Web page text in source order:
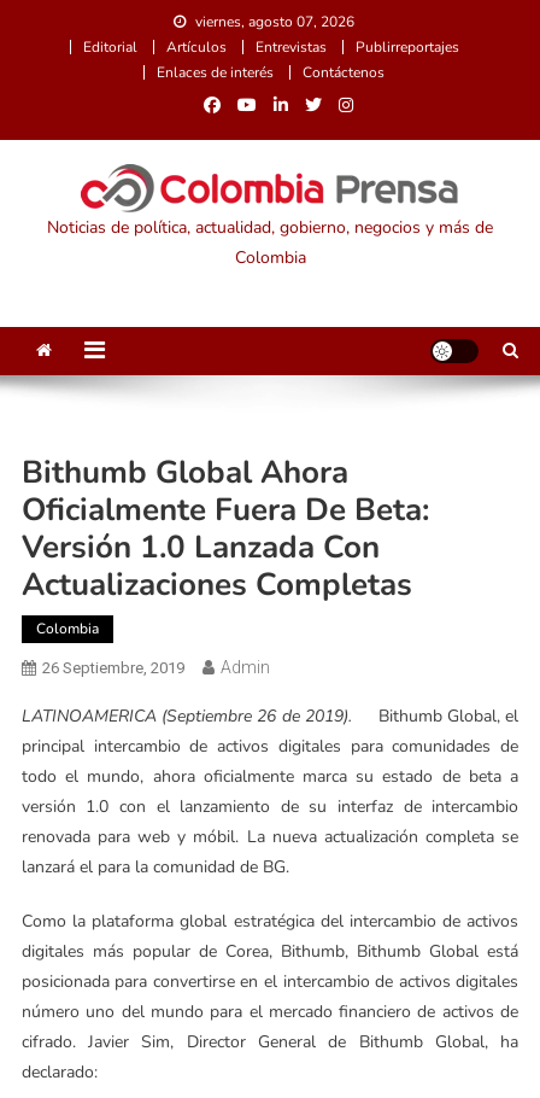
viernes, agosto 07, 2026
Editorial
Artículos Entrevistas
Publirreportajes
Enlaces de interés
Contáctenos
Noticias de política, actualidad, gobierno, negocios y más de
Colombia
Bithumb Global Ahora
Oficialmente Fuera De Beta:
Versión 1.0 Lanzada Con
Actualizaciones Completas
Colombia
26 Septiembre, 2019 Admin
LATINOAMERICA (Septiembre 26 de 2019).
Bithumb Global, el
principal intercambio de activos digitales para comunidades de
todo el mundo, ahora oficialmente marca su estado de beta a
versión 1.0 con el lanzamiento de su interfaz de intercambio
renovada para web y móbil. La nueva actualización completa se
lanzará el para la comunidad de BG.
Como la plataforma global estratégica del intercambio de activos
digitales más popular de Corea, Bithumb, Bithumb Global está
posicionada para convertirse en el intercambio de activos digitales
número uno del mundo para el mercado financiero de activos de
cifrado. Javier Sim, Director General de Bithumb Global, ha
declarado: